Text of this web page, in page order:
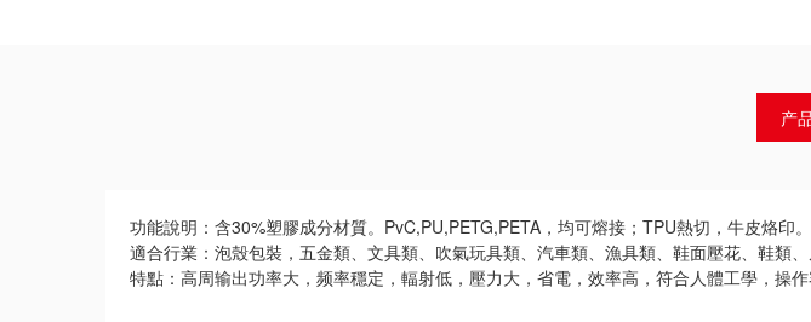
产
功能說明：含30%塑膠成分材質。PvC,PU,PETG,PETA，均可熔接；TPU熱切，牛皮烙印。
適合行業：泡殼包裝，五金類、文具類、吹氣玩具類、汽車類、漁具類、鞋面壓花、鞋類、
特點：高周输出功率大，频率穩定，輻射低，壓力大，省電，效率高，符合人體工學，操